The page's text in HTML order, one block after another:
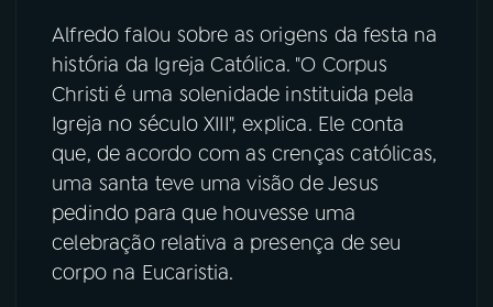
TikTok
Alfredo falou sobre as origens da festa na
história da Igreja Católica. "O Corpus
Christi é uma solenidade instituida pela
Igreja no século XIII", explica. Ele conta
que, de acordo com as crenças católicas,
uma santa teve uma visão de Jesus
pedindo para que houvesse uma
celebração relativa a presença de seu
corpo na Eucaristia.